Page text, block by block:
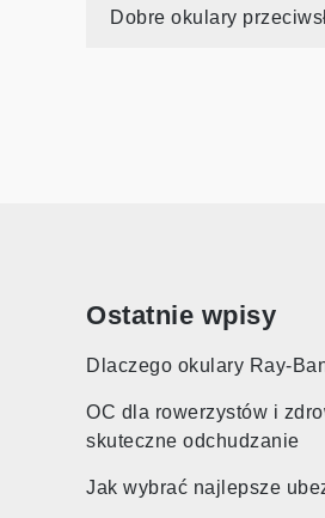
Dobre okulary
Ostatnie wpisy
Dlaczego okulary Ray-
OC dla rowerzystów i
skuteczne odchudzanie
Jak wybrać najlepsze